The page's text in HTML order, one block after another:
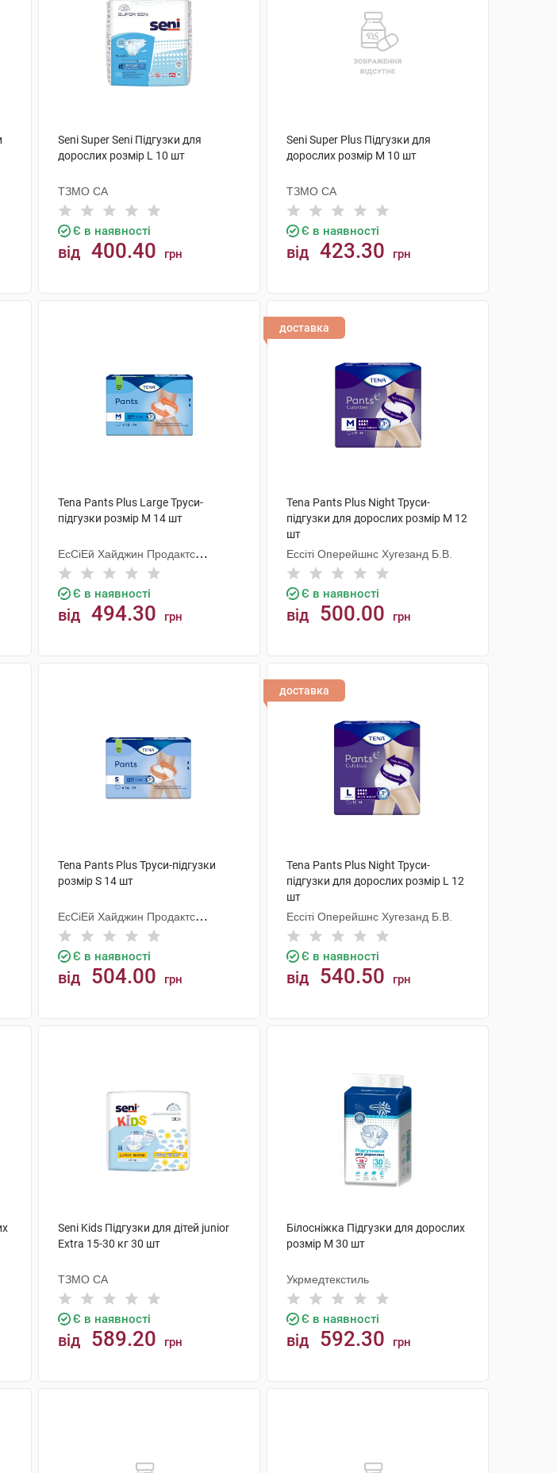
Seni Super Seni Підгузки для
дорослих розмір L 10 шт
ТЗМО СА
Є в наявності
від 400.40 грн
Seni Super Plus Підгузки для
дорослих розмір M 10 шт
ТЗМО СА
Є в наявності
від 423.30 грн
Tena Pants Plus Large Труси-
підгузки розмір M 14 шт
ЕсСіЕй Хайджин Продактс
Хугезанд
Є в наявності
від 494.30 грн
доставка
Tena Pants Plus Night Труси-
підгузки для дорослих розмір M 12
шт
Ессіті Оперейшнс Хугезанд Б.В.
Є в наявності
від 500.00 грн
Tena Pants Plus Труси-підгузки
розмір S 14 шт
ЕсСіЕй Хайджин Продактс
Хугезанд
Є в наявності
від 504.00 грн
доставка
Tena Pants Plus Night Труси-
підгузки для дорослих розмір L 12
шт
Ессіті Оперейшнс Хугезанд Б.В.
Є в наявності
від 540.50 грн
Seni Kids Підгузки для дітей junior
Extra 15-30 кг 30 шт
ТЗМО СА
Є в наявності
від 589.20 грн
Білосніжка Підгузки для дорослих
розмір М 30 шт
Укрмедтекстиль
Є в наявності
від 592.30 грн